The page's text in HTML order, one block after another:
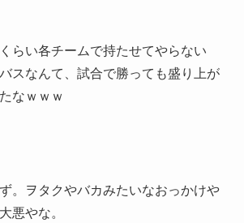
らい各チームで持たせてやらない
スなんて、試合で勝っても盛り上が
なｗｗｗ
。ヲタクやバカみたいなおっかけや
悪やな。